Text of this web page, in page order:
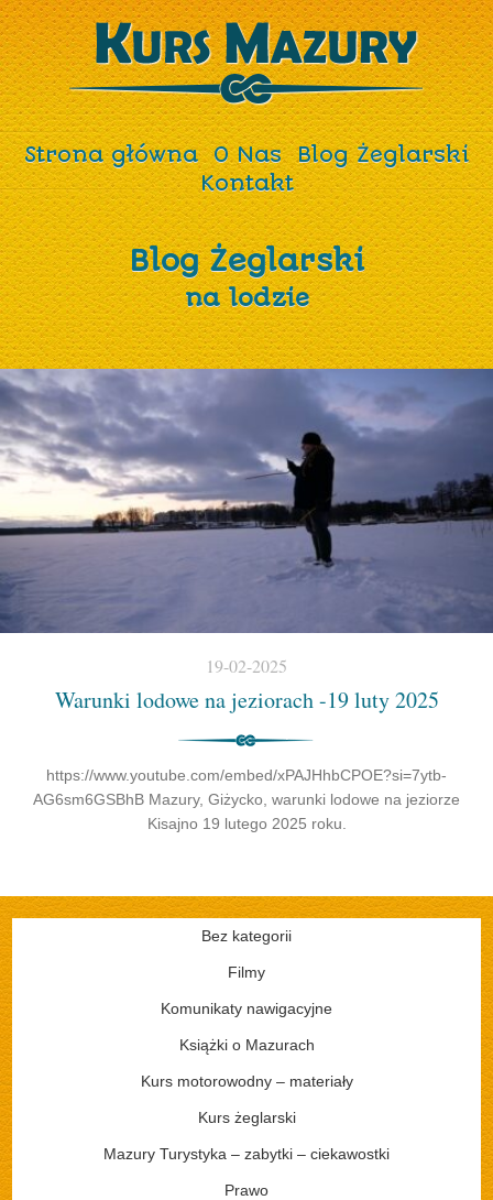
Strona główna O Nas
Blog Żeglarski
Kontakt
Blog Żeglarski
na lodzie
19-02-2025
Warunki lodowe na jeziorach -19 luty 2025
https://www.youtube.com/embed/xPAJHhbCPOE?si=7ytb-
AG6sm6GSBhB Mazury, Giżycko, warunki lodowe na jeziorze
Kisajno 19 lutego 2025 roku.
Bez kategorii
Filmy
Komunikaty nawigacyjne
Książki o Mazurach
Kurs motorowodny – materiały
Kurs żeglarski
Mazury Turystyka – zabytki – ciekawostki
Prawo